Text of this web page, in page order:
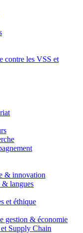
contre les VSS et
& innovation
langues
et éthique
gestion & économie
Supply Chain